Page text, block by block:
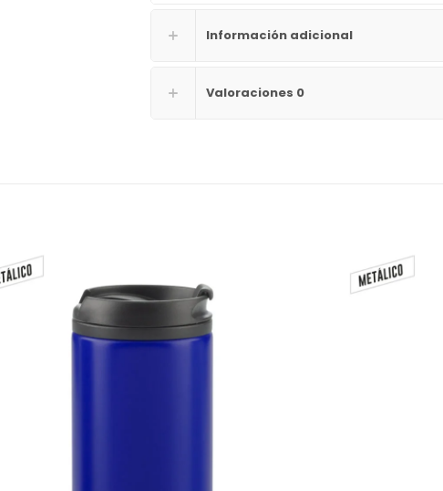
Información adicional
Valoraciones 0